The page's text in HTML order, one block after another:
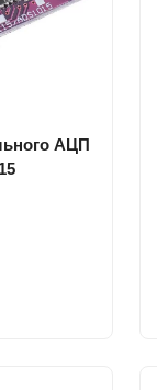
АЦП